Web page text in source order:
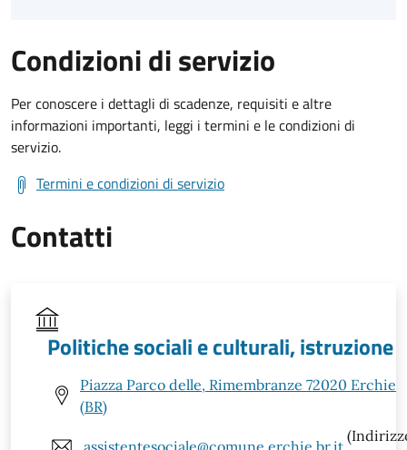
Condizioni di servizio
Per conoscere i dettagli di scadenze, requisiti e altre
informazioni importanti, leggi i termini e le condizioni di
servizio.
Termini e condizioni di servizio
Contatti
Politiche sociali e culturali, istruzione
Piazza Parco delle, Rimembranze 72020 Erchie
(BR)
assistentesociale@comune.erchie.br.it